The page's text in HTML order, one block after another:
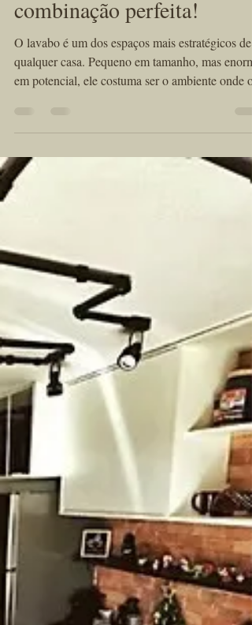
KÉRAMUS design tijolos aparentes
12 de ago. de 2025
Lavabo com revestimento de
Lajotas Rústicas, a
O lavabo é um dos espaços mais estratégicos de
qualquer casa. Pequeno em tamanho, mas
lavabo com revestimento de lajotas rústicas é uma
decisão que combina beleza, aconchego e
autenticidade.